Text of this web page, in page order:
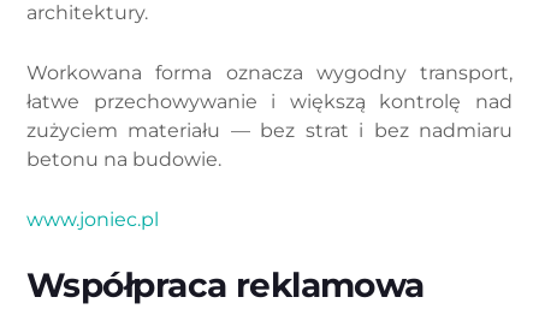
architektury.
Workowana forma oznacza wygodny transport,
łatwe przechowywanie i większą kontrolę nad
zużyciem materiału — bez strat i bez nadmiaru
betonu na budowie.
www.joniec.pl
Współpraca reklamowa